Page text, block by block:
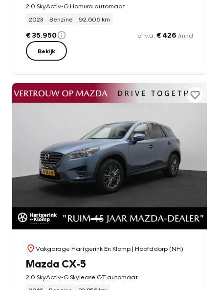
2.0 SkyActiv-G Homura automaat
2023
Benzine 92.606 km
€ 35.950 of v.a. € 426 /mnd
Bekijk
Vakgarage Hartgerink En Klomp| Hoofddorp (NH)
Mazda CX-5
2.0 SkyActiv-G Skylease GT automaat